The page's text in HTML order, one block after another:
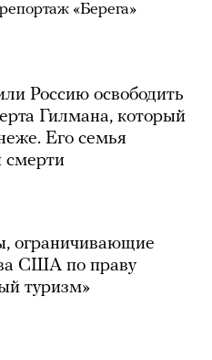
«Берега»
Россию освободить
Гилмана, который
Его семья
смерти
ограничивающие
США по праву
туризм»